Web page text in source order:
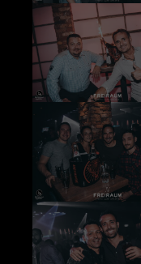
adipiscing elit.
Aenean
massa. Cum
dis parturient
Donec quam